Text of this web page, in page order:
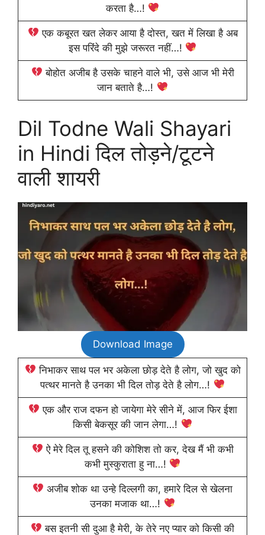
करता है…!
एक कबूरत खत लेकर आया है दोस्त, खत में लिखा है अब
इस परिंदे की मुझे जरूरत नहीं…!
बोहोत अजीब है उसके चाहने वाले भी, उसे आज भी मेरी
जान बताते है…!
Dil Todne Wali Shayari
in Hindi दिल तोड़ने/टूटने
वाली शायरी
Download Image
निभाकर साथ पल भर अकेला छोड़ देते है लोग, जो खुद को
पत्थर मानते है उनका भी दिल तोड़ देते है लोग…!
एक और राज दफन हो जायेगा मेरे सीने में, आज फिर ईशा
किसी बेकसूर की जान लेगा…!
ऐ मेरे दिल तू हसने की कोशिश तो कर, देख मैं भी कभी
कभी मुस्कुराता हु ना…!
अजीब शोक था उन्हे दिल्लगी का, हमारे दिल से खेलना
उनका मजाक था…!
बस इतनी सी दुआ है मेरी, के तेरे नए प्यार को किसी की